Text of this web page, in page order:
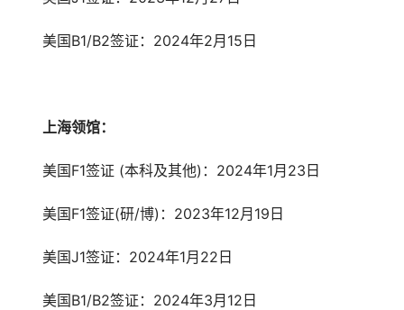
美国B1/B2签证：2024年2月15日
上海领馆：
美国F1签证 (本科及其他)：2024年1月23日
美国F1签证(研/博)：2023年12月19日
美国J1签证：2024年1月22日
美国B1/B2签证：2024年3月12日